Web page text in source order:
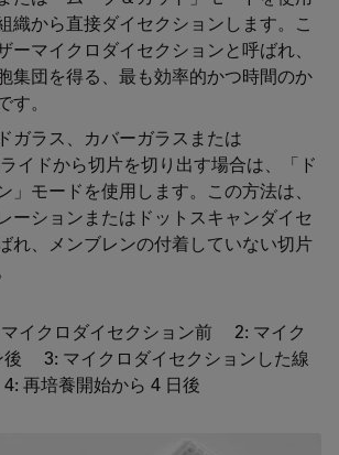
織から直接ダイセクションします。こ
ーマイクロダイセクションと呼ばれ、
集団を得る、最も効率的かつ時間のか
す。
ガラス、カバーガラスまたは
イドから切片を切り出す場合は、「ド
」モードを使用します。この方法は、
ーションまたはドットスキャンダイセ
れ、メンブレンの付着していない切片
イクロダイセクション前 2: マイク
後 3: マイクロダイセクションした線
再培養開始から 4 日後